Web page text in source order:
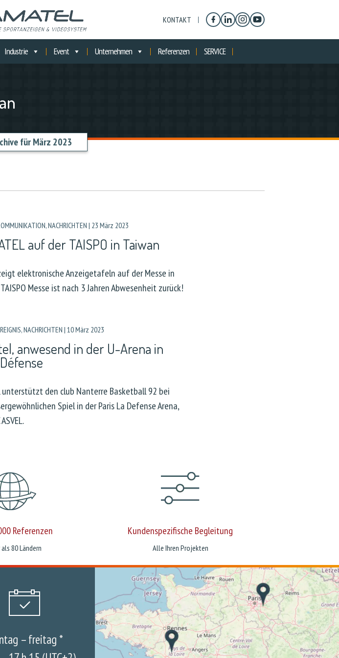
KONTAKT
Industrie Event Unternehmen Referenzen SERVICE
für März 2023
,NACHRICHTEN | 23 März 2023
auf der TAISPO in Taiwan
elektronische Anzeigetafeln auf der Messe in
Messe ist nach 3 Jahren Abwesenheit zurück!
,NACHRICHTEN | 10 März 2023
anwesend in der U-Arena in
unterstützt den club Nanterre Basketball 92 bei
Spiel in der Paris La Defense Arena,
Referenzen
80 Ländern
Kundenspezifische Begleitung
Alle Ihren Projekten
– freitag *